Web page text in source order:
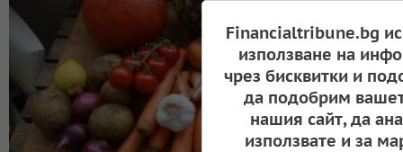
Financialtribune.bg
използване на
чрез бисквитки и
да подобрим
нашия сайт, да
използвате и за